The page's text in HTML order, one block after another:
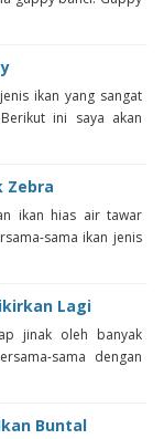
ikan yang sangat
ini saya akan
Zebra
ikan hias air tawar
sama ikan jenis
Lagi
jinak oleh banyak
sama dengan
Buntal